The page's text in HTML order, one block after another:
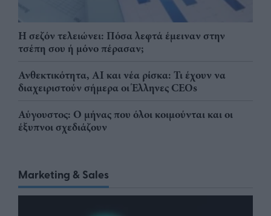
Η σεζόν τελειώνει: Πόσα λεφτά έμειναν στην
τσέπη σου ή μόνο πέρασαν;
Ανθεκτικότητα, AI και νέα ρίσκα: Τι έχουν να
διαχειριστούν σήμερα οι Έλληνες CEOs
Αύγουστος: Ο μήνας που όλοι κοιμούνται και οι
έξυπνοι σχεδιάζουν
Marketing & Sales